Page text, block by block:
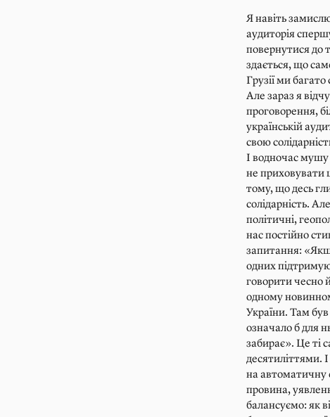
Я навіть
аудиторія
повернутися до
здається, що
Грузії ми
Але зараз я
проговорення,
українській
свою
І водночас мушу
не приховувати
тому, що десь
солідарність.
політичні,
нас постійно
запитання:
одних
говорити чесно
одному
України. Там
означало б для
забирає». Це ті
десятиліттями.
на автоматичну
провина,
балансуємо: як